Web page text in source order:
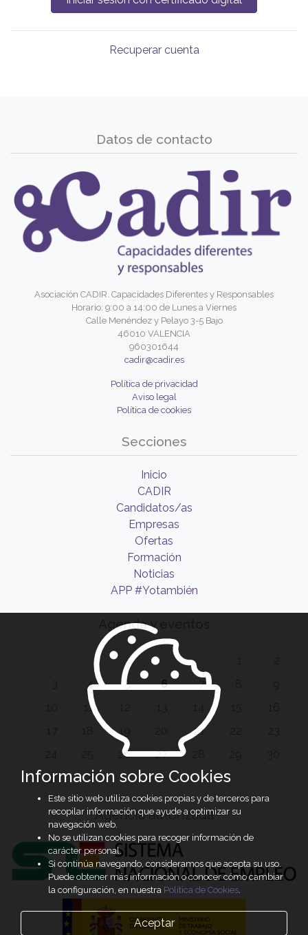
Recuperar cuenta
Datos de contacto
Asociación CADIR. Capacidades Diferentes y Responsables
Horario: 9:00 a 14:00 de Lunes a Viernes
Calle Menéndez y Pelayo 3-5 Bajo
46010 VALENCIA
960301644
cadir@cadir.es
Política de privacidad
Aviso legal
Política de cookies
Secciones
Inicio
CADIR
Candidatos/as
Empresas
Ofertas
Formación
Noticias
APP #Yotambién
Agenda y eventos
4 5 6 7
11
19 21
26 27
31
Agencia autorizada
Información sobre Cookies
Este sitio web utiliza cookies propias y de terceros para
recopilar información que ayude a optimizar su
navegación web.
No se utilizan cookies para recoger información de
carácter personal.
Si continúa navegando, consideramos que acepta su uso.
Puede obtener más información o conocer cómo cambiar
la configuración, en nuestra Política de Cookies.
Aceptar